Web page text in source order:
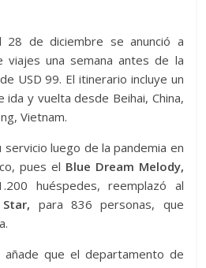
28 de diciembre se anunció a
viajes una semana antes de la
USD 99. El itinerario incluye un
y vuelta desde Beihai, China,
Vietnam.
servicio luego de la pandemia en
pues el Blue Dream Melody,
huéspedes, reemplazó al
para 836 personas, que
añade que el departamento de